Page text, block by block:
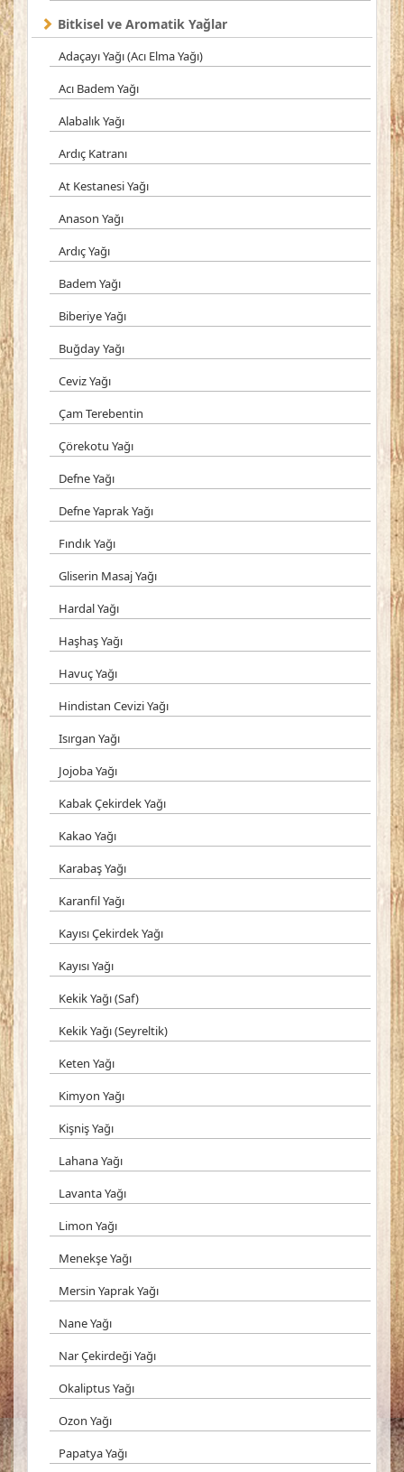
Bitkisel ve Aromatik Yağlar
Adaçayı Yağı (Acı Elma Yağı)
Acı Badem Yağı
Alabalık Yağı
Ardıç Katranı
At Kestanesi Yağı
Anason Yağı
Ardıç Yağı
Badem Yağı
Biberiye Yağı
Buğday Yağı
Ceviz Yağı
Çam Terebentin
Çörekotu Yağı
Defne Yağı
Defne Yaprak Yağı
Fındık Yağı
Gliserin Masaj Yağı
Hardal Yağı
Haşhaş Yağı
Havuç Yağı
Hindistan Cevizi Yağı
Isırgan Yağı
Jojoba Yağı
Kabak Çekirdek Yağı
Kakao Yağı
Karabaş Yağı
Karanfil Yağı
Kayısı Çekirdek Yağı
Kayısı Yağı
Kekik Yağı (Saf)
Kekik Yağı (Seyreltik)
Keten Yağı
Kimyon Yağı
Kişniş Yağı
Lahana Yağı
Lavanta Yağı
Limon Yağı
Menekşe Yağı
Mersin Yaprak Yağı
Nane Yağı
Nar Çekirdeği Yağı
Okaliptus Yağı
Ozon Yağı
Papatya Yağı